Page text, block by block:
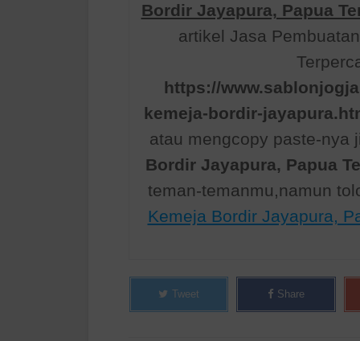
Bordir Jayapura, Papua
artikel Jasa
https://
kemeja-bordir-
atau mengcopy paste-nya
Bordir Jayapura, Papua
teman-temanmu,namun
Kemeja Bordir Jayapura,
Tweet Share